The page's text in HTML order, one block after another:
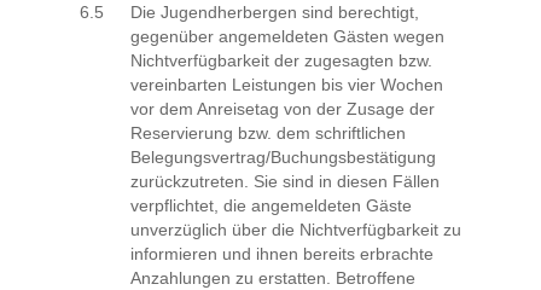
6.5
Die Jugendherbergen sind berechtigt,
gegenüber angemeldeten Gästen wegen
Nichtverfügbarkeit der zugesagten bzw.
vereinbarten Leistungen bis vier Wochen
vor dem Anreisetag von der Zusage der
Reservierung bzw. dem schriftlichen
Belegungsvertrag/Buchungsbestätigung
zurückzutreten. Sie sind in diesen Fällen
verpflichtet, die angemeldeten Gäste
unverzüglich über die Nichtverfügbarkeit zu
informieren und ihnen bereits erbrachte
Anzahlungen zu erstatten. Betroffene